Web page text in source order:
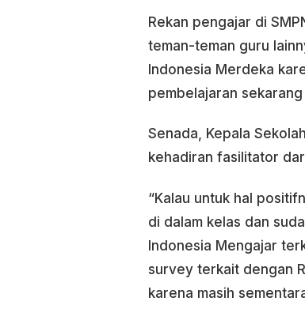
Rekan pengajar di
teman-teman guru
Indonesia Merdeka
pembelajaran sekarang
Senada, Kepala
kehadiran fasilitator
“Kalau untuk hal
di dalam kelas dan
Indonesia Mengajar
survey terkait dengan
karena masih